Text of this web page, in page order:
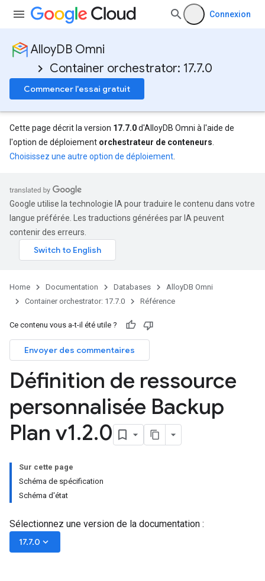
Connexion
AlloyDB Omni
Container orchestrator: 17.7.0
Commencer l'essai gratuit
Cette page décrit la version 17.7.0d'AlloyDB Omni à l'aide de
l'option de déploiement orchestrateur de conteneurs
Choisissez une autre option de déploiement
Google utilise la technologie IA pour traduire le contenu dans votre
langue préférée. Les traductions générées par IA peuvent
contenir des erreurs.
Home Documentation Databases
AlloyDB Omni
Container orchestrator: 17.7.0
Référence
Ce contenu vous a-t-il été utile ?
Envoyer des commentaires
Définition de ressource
personnalisée Backup
Plan v1.2.0
Sur cette page
Schéma de spécification
Schéma d'état
Sélectionnez une version de la documentation :
17.7.0 keyboard_arrow_down